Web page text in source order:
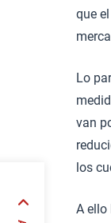
que
Lo
van
los
A ello